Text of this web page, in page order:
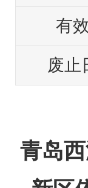
有
废止
青岛